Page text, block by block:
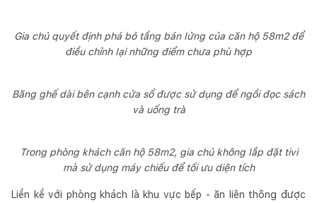
Gia chủ quyết định phá bỏ tầng bán lửng của căn hộ 58m2 để
điều chỉnh lại những điểm chưa phù hợp
Băng ghế dài bên cạnh cửa sổ được sử dụng để ngồi đọc sách
và uống trà
Trong phòng khách căn hộ 58m2, gia chủ không lắp đặt tivi
mà sử dụng máy chiếu để tối ưu diện tích
Liền kề với phòng khách là khu vực bếp - ăn liên thông được